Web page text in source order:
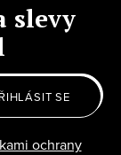
slevy
ochrany
SE